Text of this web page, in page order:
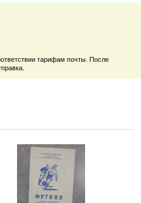
тарифам почты. После